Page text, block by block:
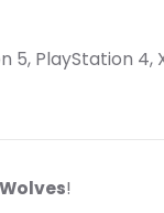
PlayStation 4,
!